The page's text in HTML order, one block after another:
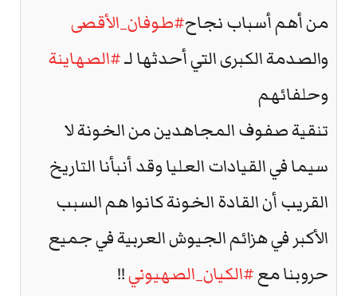
من أهم أسباب نجاح#طوفان_الأقصى
والصدمة الكبرى التي أحدثها لـ#الصهاينة
وحلفائهم
تنقية صفوف المجاهدين من الخونة لا
سيما في القيادات العليا وقد أنبأنا التاريخ
القريب أن القادة الخونة كانوا هم السبب
الأكبر في هزائم الجيوش العربية في جميع
حروبنا مع#الكيان_الصهيوني!!